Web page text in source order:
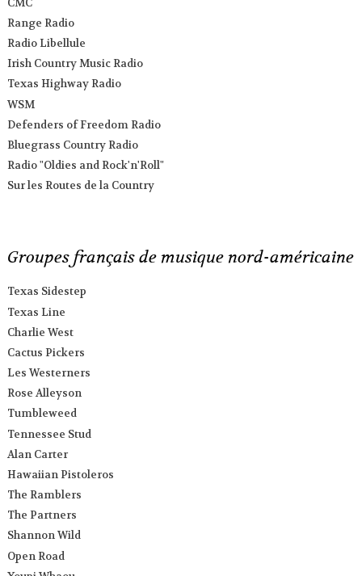
Range Radio
Radio Libellule
Irish Country Music Radio
Texas Highway Radio
WSM
Defenders of Freedom Radio
Bluegrass Country Radio
Radio "Oldies and Rock'n'Roll"
Sur les Routes de la Country
Groupes français de musique nord-américaine
Texas Sidestep
Texas Line
Charlie West
Cactus Pickers
Les Westerners
Rose Alleyson
Tumbleweed
Tennessee Stud
Alan Carter
Hawaiian Pistoleros
The Ramblers
The Partners
Shannon Wild
Open Road